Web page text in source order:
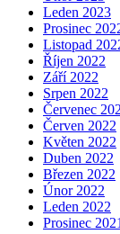
Leden 2023
Prosinec
Listopad
Říjen 2022
Září 2022
Srpen 2022
Červenec
Červen 2022
Květen 2022
Duben 2022
Březen 2022
Únor 2022
Leden 2022
Prosinec 2021